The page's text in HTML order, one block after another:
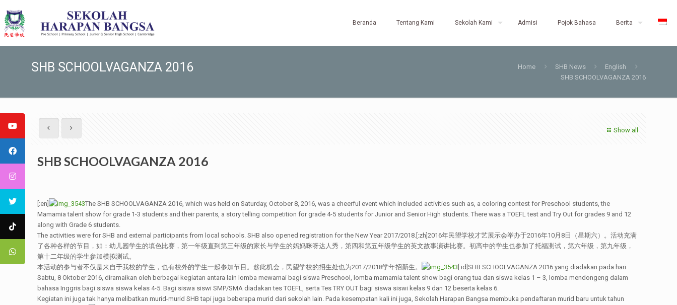
Beranda Tentang Kami Sekolah Kami Admisi Pojok Bahasa Berita
SHB SCHOOLVAGANZA 2016 Home SHB News
English
SHB SCHOOLVAGANZA 2016
Show all
SHB SCHOOLVAGANZA 2016
[:en]
The SHB SCHOOLVAGANZA 2016, which was held on Saturday, October 8, 2016, was a cheerful event which included activities such as, a coloring contest for Preschool students, the
Mamamia talent show for grade 1-3 students and their parents, a story telling competition for grade 4-5 students for Junior and Senior High students. There was a TOEFL test and Try Out for grades 9 and 12
along with Grade 6 students.
The activities were for SHB and external participants from local schools. SHB also opened registration for the New Year 2017/2018.[:zh]2016年民望学校才艺展示会举办于2016年10月8日（星期六）。活动充满
了各种各样的节目，如：幼儿园学生的填色比赛，第一年级直到第三年级的家长与学生的妈妈咪呀达人秀，第四和第五年级学生的英文故事演讲比赛。初高中的学生也参加了托福测试，第六年级，第九年级，
第十二年级的学生参加模拟测试。
本活动的参与者不仅是来自于我校的学生，也有校外的学生一起参加节目。趁此机会，民望学校的招生处也为2017/2018学年招新生。
[:id]SHB SCHOOLVAGANZA 2016 yang diadakan pada hari
Sabtu, 8 Oktober 2016, diramaikan oleh berbagai kegiatan antara lain lomba mewarnai bagi siswa Preschool, lomba mamamia talent show bagi orang tua dan siswa kelas 1 – 3, lomba mendongeng dalam
bahasa Inggris bagi siswa siswa kelas 4-5. Bagi siswa siswi SMP/SMA diadakan tes TOEFL, serta Tes TRY OUT bagi siswa siswi kelas 9 dan 12 beserta kelas 6.
Kegiatan ini juga tak hanya melibatkan murid-murid SHB tapi juga beberapa murid dari sekolah lain. Pada kesempatan kali ini juga, Sekolah Harapan Bangsa membuka pendaftaran murid baru untuk tahun